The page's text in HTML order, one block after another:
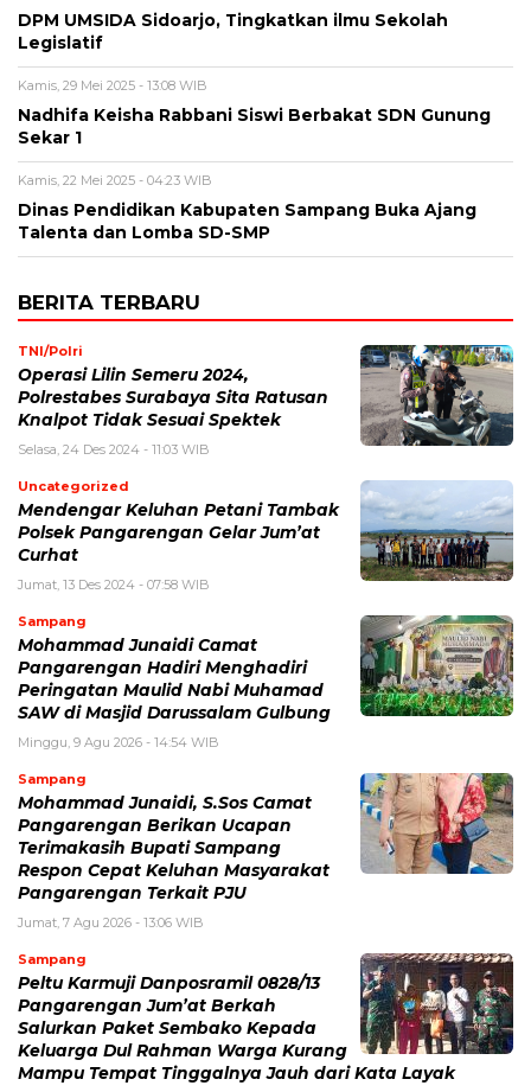
DPM UMSIDA Sidoarjo, Tingkatkan ilmu Sekolah
Legislatif
Kamis, 29 Mei 2025 - 13:08 WIB
Nadhifa Keisha Rabbani Siswi Berbakat SDN Gunung
Sekar 1
Kamis, 22 Mei 2025 - 04:23 WIB
Dinas Pendidikan Kabupaten Sampang Buka Ajang
Talenta dan Lomba SD-SMP
BERITA TERBARU
TNI/Polri
Operasi Lilin Semeru 2024,
Polrestabes Surabaya Sita Ratusan
Knalpot Tidak Sesuai Spektek
Selasa, 24 Des 2024 - 11:03 WIB
Uncategorized
Mendengar Keluhan Petani Tambak
Polsek Pangarengan Gelar Jum’at
Curhat
Jumat, 13 Des 2024 - 07:58 WIB
Sampang
Mohammad Junaidi Camat
Pangarengan Hadiri Menghadiri
Peringatan Maulid Nabi Muhamad
SAW di Masjid Darussalam Gulbung
Minggu, 9 Agu 2026 - 14:54 WIB
Sampang
Mohammad Junaidi, S.Sos Camat
Pangarengan Berikan Ucapan
Terimakasih Bupati Sampang
Respon Cepat Keluhan Masyarakat
Pangarengan Terkait PJU
Jumat, 7 Agu 2026 - 13:06 WIB
Sampang
Peltu Karmuji Danposramil 0828/13
Pangarengan Jum’at Berkah
Salurkan Paket Sembako Kepada
Keluarga Dul Rahman Warga Kurang
Mampu Tempat Tinggalnya Jauh dari Kata Layak